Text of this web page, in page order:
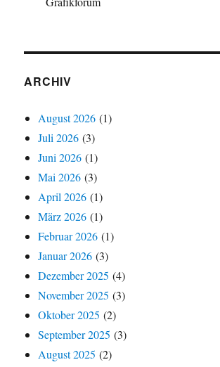
ARCHIV
August 2026 (1)
Juli 2026 (3)
Juni 2026 (1)
Mai 2026 (3)
April 2026 (1)
März 2026 (1)
Februar 2026 (1)
Januar 2026 (3)
Dezember 2025 (4)
November 2025 (3)
Oktober 2025 (2)
September 2025 (3)
August 2025 (2)